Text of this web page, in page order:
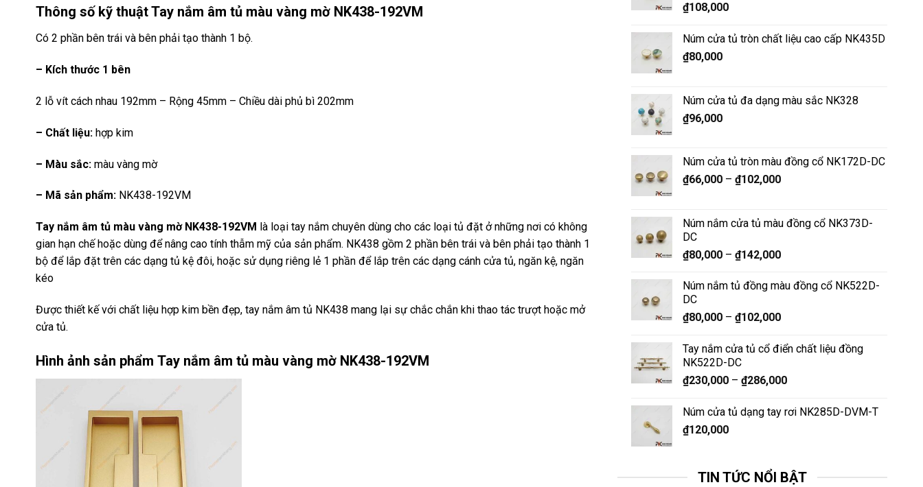
Thông số kỹ thuật Tay nắm âm tủ màu vàng mờ NK438-192VM
Có 2 phần bên trái và bên phải tạo thành 1 bộ.
– Kích thước 1 bên
2 lỗ vít cách nhau 192mm – Rộng 45mm – Chiều dài phủ bì 202mm
– Chất liệu: hợp kim
– Màu sắc: màu vàng mờ
– Mã sản phẩm: NK438-192VM
Tay nắm âm tủ màu vàng mờ NK438-192VM là loại tay nắm chuyên dùng cho các loại tủ đặt ở những nơi có không
gian hạn chế hoặc dùng để nâng cao tính thẫm mỹ của sản phẩm. NK438 gồm 2 phần bên trái và bên phải tạo thành 1
bộ để lắp đặt trên các dạng tủ kệ đôi, hoặc sử dụng riêng lẻ 1 phần để lắp trên các dạng cánh cửa tủ, ngăn kệ, ngăn
kéo
Được thiết kế với chất liệu hợp kim bền đẹp, tay nắm âm tủ NK438 mang lại sự chắc chắn khi thao tác trượt hoặc mở
cửa tủ.
Hình ảnh sản phẩm Tay nắm âm tủ màu vàng mờ NK438-192VM
₫108,000
Núm cửa tủ tròn chất liệu cao cấp NK435D
₫80,000
Núm cửa tủ đa dạng màu sắc NK328
₫96,000
Núm cửa tủ tròn màu đồng cổ NK172D-DC
₫66,000 –₫102,000
Núm nắm cửa tủ màu đồng cổ NK373D-
DC
₫80,000 –₫142,000
Núm nắm tủ đồng màu đồng cổ NK522D-
DC
₫80,000 –₫102,000
Tay nắm cửa tủ cổ điển chất liệu đồng
NK522D-DC
₫230,000 –₫286,000
Núm cửa tủ dạng tay rơi NK285D-DVM-T
₫120,000
TIN TỨC NỔI BẬT